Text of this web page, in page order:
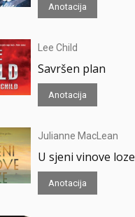
Anotacija
Lee Child
Savršen plan
Anotacija
Julianne MacLean
U sjeni vinove loze
Anotacija